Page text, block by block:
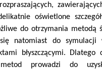
oświetlone
do otrzymania metodą
natomiast do symulacji
błyszczącymi. Dlatego
prowadzi do